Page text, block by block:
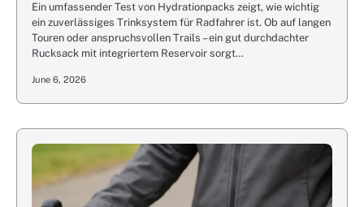
Ein umfassender Test von Hydrationpacks zeigt, wie wichtig
ein zuverlässiges Trinksystem für Radfahrer ist. Ob auf langen
Touren oder anspruchsvollen Trails – ein gut durchdachter
Rucksack mit integriertem Reservoir sorgt…
June 6, 2026